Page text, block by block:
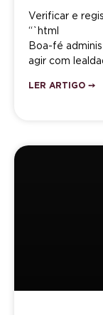
Verificar e
“`html
Boa-fé
agir com
LER ARTIGO ➙